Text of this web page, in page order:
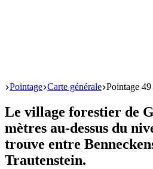
Start
Pointage Carte générale Pointage
Le village forestier de
mètres au-dessus du
trouve entre
Trautenstein.